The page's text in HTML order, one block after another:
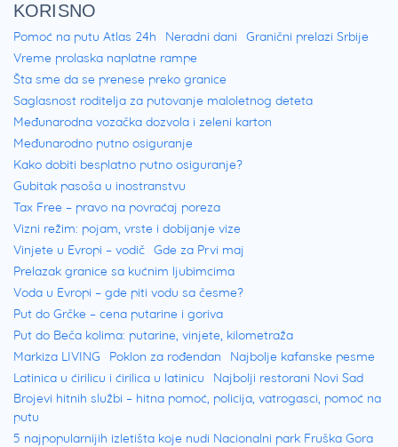
KORISNO
Pomoć na putu Atlas 24h Neradni dani
Granični prelazi Srbije
Vreme prolaska naplatne rampe
Šta sme da se prenese preko granice
Saglasnost roditelja za putovanje maloletnog deteta
Međunarodna vozačka dozvola i zeleni karton
Međunarodno putno osiguranje
Kako dobiti besplatno putno osiguranje?
Gubitak pasoša u inostranstvu
Tax Free – pravo na povraćaj poreza
Vizni režim: pojam, vrste i dobijanje vize
Vinjete u Evropi – vodič Gde za Prvi maj
Prelazak granice sa kućnim ljubimcima
Voda u Evropi – gde piti vodu sa česme?
Put do Grčke – cena putarine i goriva
Put do Beča kolima: putarine, vinjete, kilometraža
Markiza LIVING
Poklon za rođendan
Najbolje kafanske pesme
Latinica u ćirilicu i ćirilica u latinicu
Najbolji restorani Novi Sad
Brojevi hitnih službi – hitna pomoć, policija, vatrogasci, pomoć na
putu
5 najpopularnijih izletišta koje nudi Nacionalni park Fruška Gora